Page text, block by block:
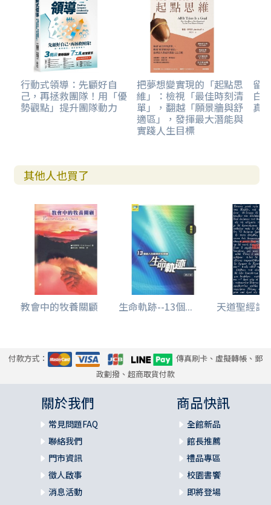
行動式領導：先顧好自
己，再拯救團隊！用「優
勢觀點」提升團隊動力
把夢想變實現的「起點思
維」：檢視「最佳時刻清
單」，翻越「願景牆與舒
適區」，發揮最大潛能與
實踐人生目標
留
白
真
其他人也買了
教會中的牧養關顧 生命軌跡--13個... 天道聖經註
付款方式：
傳真刷卡、虛擬轉帳、郵
政劃撥、超商取貨付款
關於我們
常見問題FAQ
聯絡我們
門市資訊
徵人啟事
消息活動
商品快訊
全館新品
館長推薦
禮品專區
校園書饗
即將登場